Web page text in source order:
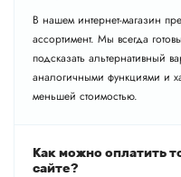
В нашем интернет-магазин
ассортимент. Мы всегда
подсказать альтернативный
аналогичными функциями и
меньшей стоимостью.
Как можно оплатить
сайте?